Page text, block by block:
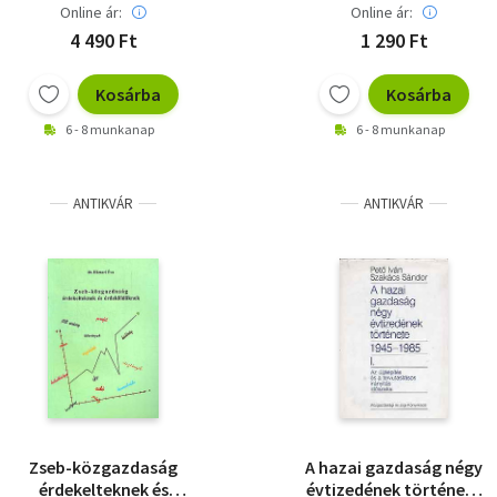
Online ár:
4 490 Ft
Kosárba
6 - 8 munkanap
Online ár:
1 290 Ft
Kosárba
6 - 8 munkanap
ANTIKVÁR
Zseb-közgazdaság
érdekelteknek és
ANTIKVÁR
A hazai gazdaság négy
évtizedének története